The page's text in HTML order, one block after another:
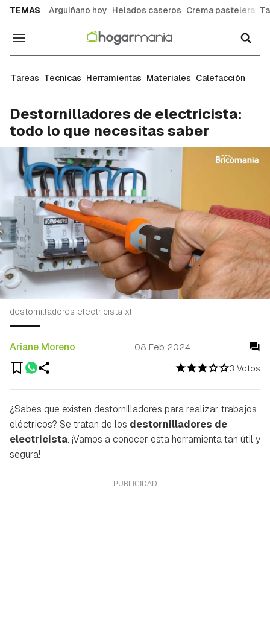
TEMAS Arguiñano hoy Helados caseros Crema pastelera
Navegación
Herramientas de bricolaje
Tareas Técnicas Herramientas Materiales Calefacción
Destornilladores de electricista:
todo lo que necesitas saber
3 Votos
Ariane Moreno 08 Feb 2024
destornilladores electricista xl
¿Sabes que existen destornilladores para realizar trabajos
eléctricos? Se tratan de los destornilladores de
electricista. ¡Vamos a conocer esta herramienta tan útil y
segura!